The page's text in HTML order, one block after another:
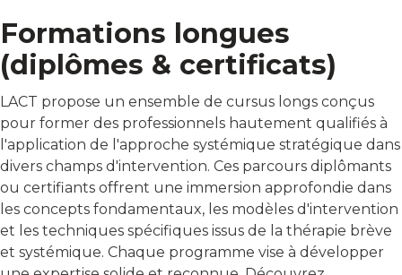
Formations longues
(diplômes & certificats)
LACT propose un ensemble de cursus longs conçus
pour former des professionnels hautement qualifiés à
l'application de l'approche systémique stratégique dans
divers champs d'intervention. Ces parcours diplômants
ou certifiants offrent une immersion approfondie dans
les concepts fondamentaux, les modèles d'intervention
et les techniques spécifiques issus de la thérapie brève
et systémique. Chaque programme vise à développer